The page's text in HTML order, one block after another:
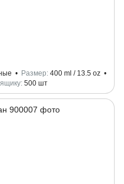
Размер 400 ml / 13.5 oz
ящику 500 шт